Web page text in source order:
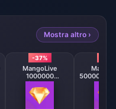
Mostra altro ›
-37%
MangoLive
1000000
Diamonds
500000